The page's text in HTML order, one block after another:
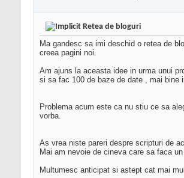
Retea de bloguri
Ma gandesc sa imi deschid o retea de
creea pagini noi.
Am ajuns la aceasta idee in urma unui
si sa fac 100 de baze de date , mai bine
Problema acum este ca nu stiu ce sa
vorba.
As vrea niste pareri despre scripturi de
Mai am nevoie de cineva care sa faca
Multumesc anticipat si astept cat mai